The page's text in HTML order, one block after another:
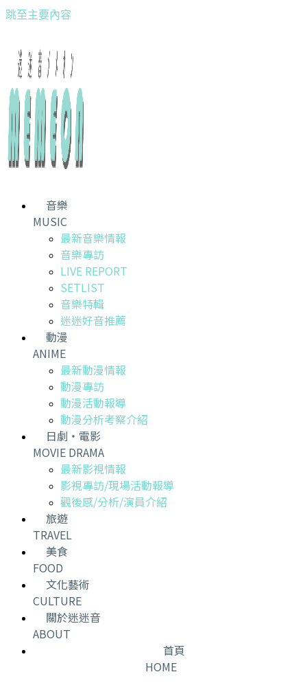
跳至主要內容
音樂
MUSIC
最新音樂情報
音樂專訪
LIVE REPORT
SETLIST
音樂特輯
迷迷好音推薦
動漫
ANIME
最新動漫情報
動漫專訪
動漫活動報導
動漫分析考察介紹
日劇・電影
MOVIE DRAMA
最新影視情報
影視專訪/現場活動報導
觀後感/分析/演員介紹
旅遊
TRAVEL
美食
FOOD
文化藝術
CULTURE
關於迷迷音
ABOUT
首頁
HOME